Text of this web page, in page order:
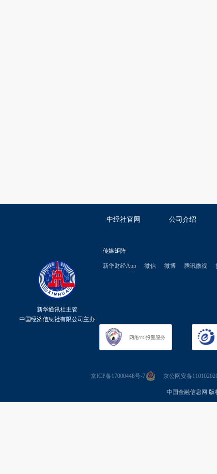
中经社官网 公司介绍
新华通讯社主管
中国经济信息社有限公司主办
传媒矩阵
新华财经App 微信 微博 腾讯微视
京ICP备17000448号-7 京公网安备
中国金融信息网 版